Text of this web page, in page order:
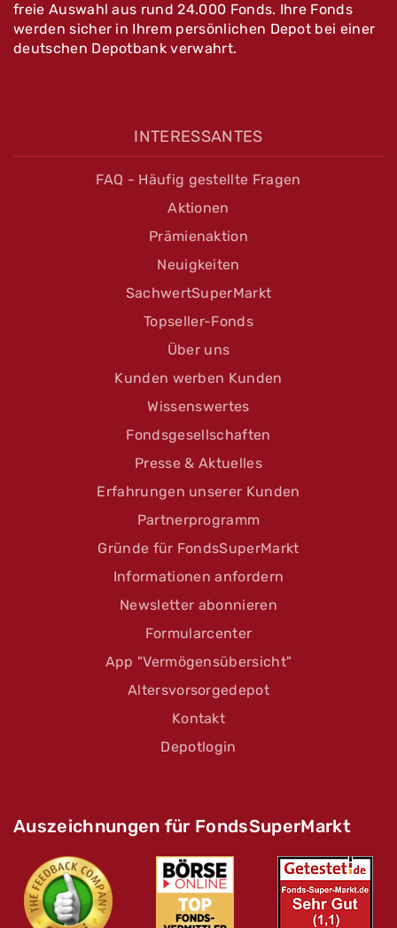
freie Auswahl aus rund 24.000 Fonds. Ihre Fonds
werden sicher in Ihrem persönlichen Depot bei einer
deutschen Depotbank verwahrt.
INTERESSANTES
FAQ - Häufig gestellte Fragen
Aktionen
Prämienaktion
Neuigkeiten
SachwertSuperMarkt
Topseller-Fonds
Über uns
Kunden werben Kunden
Wissenswertes
Fondsgesellschaften
Presse & Aktuelles
Erfahrungen unserer Kunden
Partnerprogramm
Gründe für FondsSuperMarkt
Informationen anfordern
Newsletter abonnieren
Formularcenter
App "Vermögensübersicht"
Altersvorsorgedepot
Kontakt
Depotlogin
Auszeichnungen für FondsSuperMarkt